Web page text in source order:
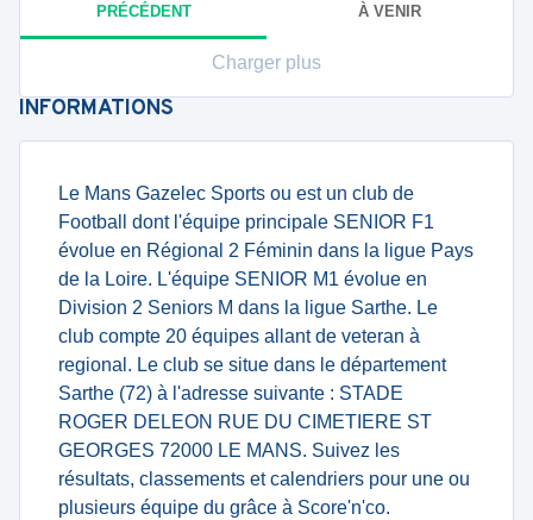
PRÉCÉDENT À VENIR
Charger plus
INFORMATIONS
Le Mans Gazelec Sports ou est un club de
Football dont l'équipe principale SENIOR F1
évolue en Régional 2 Féminin dans la ligue Pays
de la Loire. L'équipe SENIOR M1 évolue en
Division 2 Seniors M dans la ligue Sarthe. Le
club compte 20 équipes allant de veteran à
regional. Le club se situe dans le département
Sarthe (72) à l'adresse suivante : STADE
ROGER DELEON RUE DU CIMETIERE ST
GEORGES 72000 LE MANS. Suivez les
résultats, classements et calendriers pour une ou
plusieurs équipe du grâce à Score'n'co.